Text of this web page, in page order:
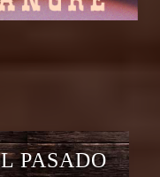
PASADO